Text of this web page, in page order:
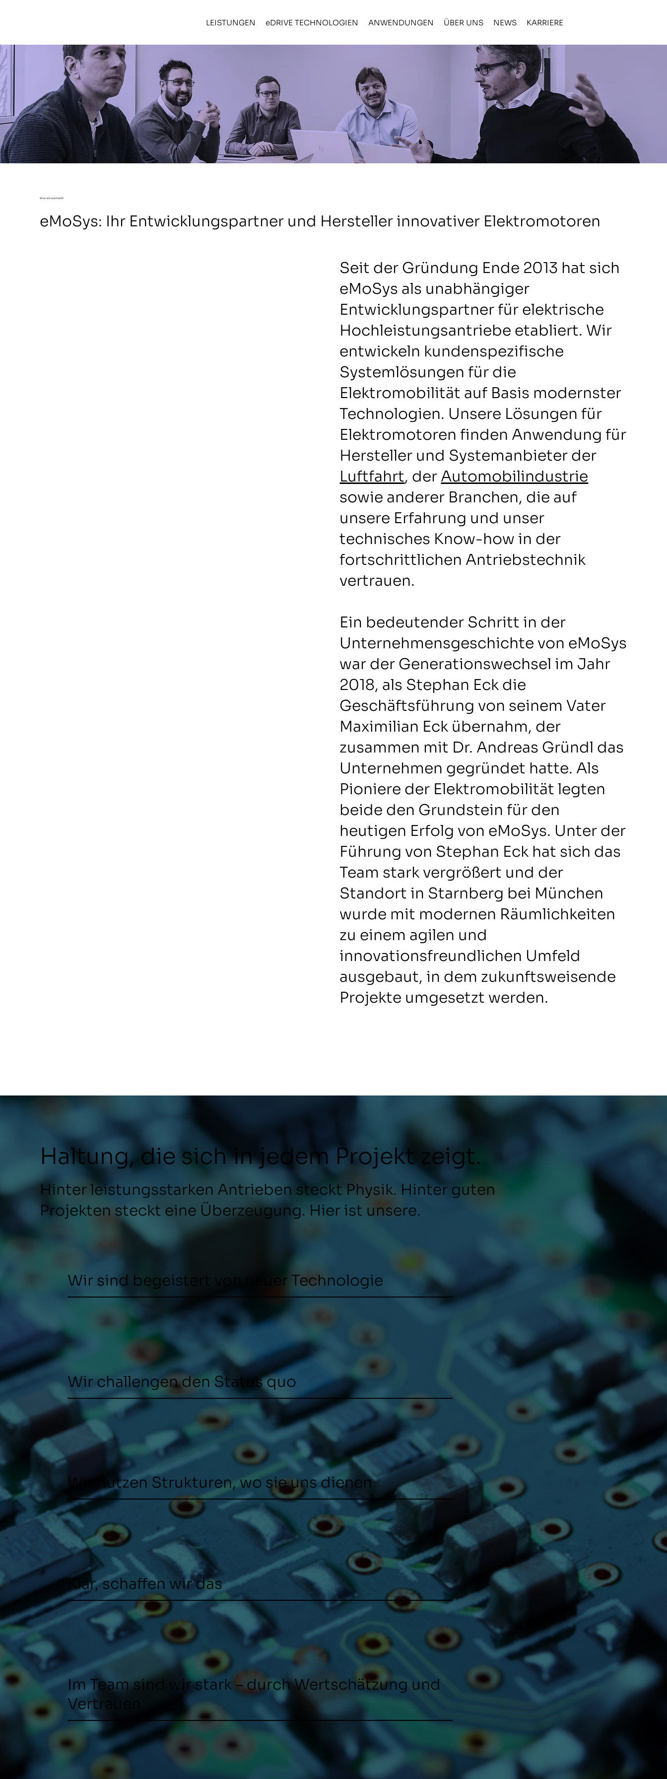
LEISTUNGEN eDRIVE TECHNOLOGIEN ANWENDUNGEN ÜBER UNS NEWS KARRIERE
Wir sind begeistert von neuer Technologie
Wir challengen den Status quo
Wir nutzen Strukturen, wo sie uns dienen
Klar, schaffen wir das
Im Team sind wir stark – durch Wertschätzung und
Vertrauen
Haltung, die sich in jedem Projekt zeigt.
Hinter leistungsstarken Antrieben steckt Physik. Hinter guten
Projekten steckt eine Überzeugung. Hier ist unsere.
Seit der Gründung Ende 2013 hat sich
eMoSys als unabhängiger
Entwicklungspartner für elektrische
Hochleistungsantriebe etabliert. Wir
entwickeln kundenspezifische
Systemlösungen für die
Elektromobilität auf Basis modernster
Technologien. Unsere Lösungen für
Elektromotoren finden Anwendung für
Hersteller und Systemanbieter der
Luftfahrt, der Automobilindustrie
sowie anderer Branchen, die auf
unsere Erfahrung und unser
technisches Know-how in der
fortschrittlichen Antriebstechnik
vertrauen.
Ein bedeutender Schritt in der
Unternehmensgeschichte von eMoSys
war der Generationswechsel im Jahr
2018, als Stephan Eck die
Geschäftsführung von seinem Vater
Maximilian Eck übernahm, der
zusammen mit Dr. Andreas Gründl das
Unternehmen gegründet hatte. Als
Pioniere der Elektromobilität legten
beide den Grundstein für den
heutigen Erfolg von eMoSys. Unter der
Führung von Stephan Eck hat sich das
Team stark vergrößert und der
Standort in Starnberg bei München
wurde mit modernen Räumlichkeiten
zu einem agilen und
innovationsfreundlichen Umfeld
ausgebaut, in dem zukunftsweisende
Projekte umgesetzt werden.
Was uns ausmacht
eMoSys: Ihr Entwicklungspartner und Hersteller innovativer Elektromotoren